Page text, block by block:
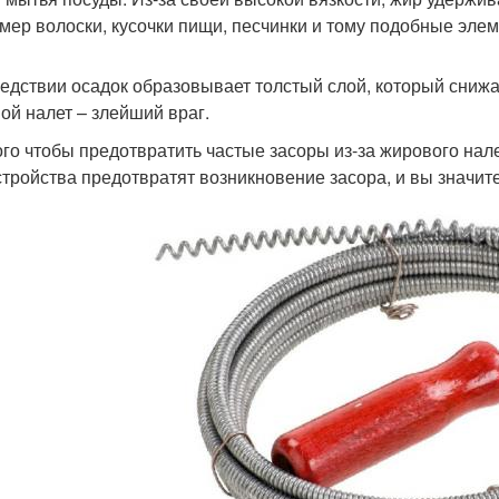
волоски, кусочки пищи, песчинки и тому подобные
осадок образовывает толстый слой, который
налет – злейший враг.
чтобы предотвратить частые засоры из-за жирового
предотвратят возникновение засора, и вы